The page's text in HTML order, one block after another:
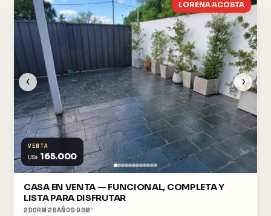
‹ ›
LORENA ACOSTA
VENTA
US$ 165.000
CASA EN VENTA — FUNCIONAL, COMPLETA Y
LISTA PARA DISFRUTAR
2DORM2BAÑOS90M²